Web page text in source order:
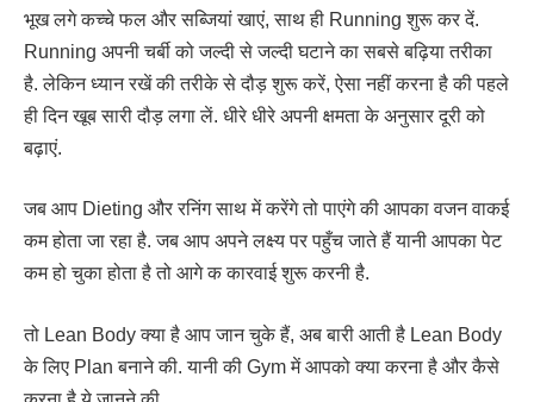
भूख लगे कच्चे फल और सब्जियां खाएं, साथ ही Running शुरू कर दें.
Running अपनी चर्बी को जल्दी से जल्दी घटाने का सबसे बढ़िया तरीका
है. लेकिन ध्यान रखें की तरीके से दौड़ शुरू करें, ऐसा नहीं करना है की पहले
ही दिन खूब सारी दौड़ लगा लें. धीरे धीरे अपनी क्षमता के अनुसार दूरी को
बढ़ाएं.
जब आप Dieting और रनिंग साथ में करेंगे तो पाएंगे की आपका वजन वाकई
कम होता जा रहा है. जब आप अपने लक्ष्य पर पहुँच जाते हैं यानी आपका पेट
कम हो चुका होता है तो आगे क कारवाई शुरू करनी है.
तो Lean Body क्या है आप जान चुके हैं, अब बारी आती है Lean Body
के लिए Plan बनाने की. यानी की Gym में आपको क्या करना है और कैसे